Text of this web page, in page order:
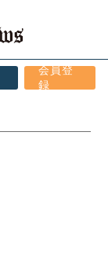
会員登
録